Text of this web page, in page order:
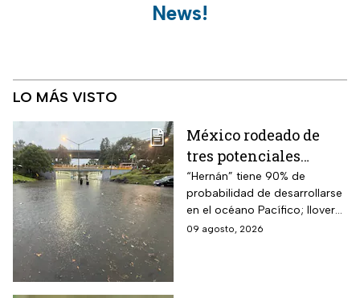
News!
LO MÁS VISTO
México rodeado de
tres potenciales
ciclones; “Hernán” se
coloca en el mapa del
Pacífico
“Hernán” tiene 90% de
probabilidad de desarrollarse
en el océano Pacífico; lloverá
muy fuerte en cuatro estados
09 agosto, 2026